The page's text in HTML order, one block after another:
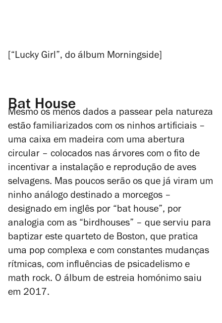
[“Lucky Girl”, do álbum Morningside
Bat House
Mesmo os menos dados a passear pela natureza
estão familiarizados com os ninhos artificiais –
uma caixa em madeira com uma abertura
circular – colocados nas árvores com o fito de
incentivar a instalação e reprodução de aves
selvagens. Mas poucos serão os que já viram um
ninho análogo destinado a morcegos –
designado em inglês por “bat house”, por
analogia com as “birdhouses” – que serviu para
baptizar este quarteto de Boston, que pratica
uma pop complexa e com constantes mudanças
rítmicas, com influências de psicadelismo e
math rock. O álbum de estreia homónimo saiu
em 2017.